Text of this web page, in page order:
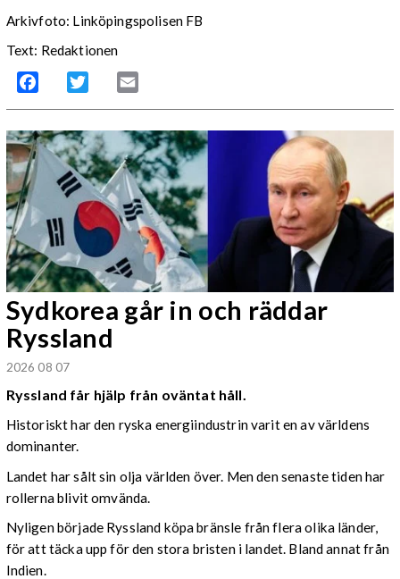
Arkivfoto: Linköpingspolisen FB
Text: Redaktionen
Facebook Twitter
Sydkorea går in och räddar
Ryssland
2026 08 07
Ryssland får hjälp från oväntat håll.
Historiskt har den ryska energiindustrin varit en av världens
dominanter.
Landet har sålt sin olja världen över. Men den senaste tiden har
rollerna blivit omvända.
Nyligen började Ryssland köpa bränsle från flera olika länder,
för att täcka upp för den stora bristen i landet. Bland annat från
Indien.